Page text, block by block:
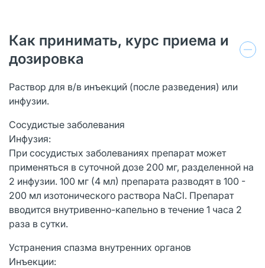
Как принимать, курс приема и
дозировка
Раствор для в/в инъекций (после разведения) или
инфузии.
Сосудистые заболевания
Инфузия:
При сосудистых заболеваниях препарат может
применяться в суточной дозе 200 мг, разделенной на
2 инфузии. 100 мг (4 мл) препарата разводят в 100 -
200 мл изотонического раствора NaCl. Препарат
вводится внутривенно-капельно в течение 1 часа 2
раза в сутки.
Устранения спазма внутренних органов
Инъекции: